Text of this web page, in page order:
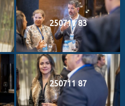
250711 83
250711 87